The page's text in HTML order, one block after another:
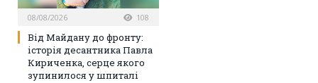
08/08/2026 108
Від Майдану до фронту:
історія десантника Павла
Кириченка, серце якого
зупинилося у шпиталі